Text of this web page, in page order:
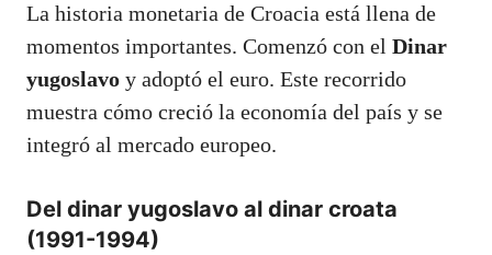
La historia monetaria de Croacia está llena de
momentos importantes. Comenzó con el Dinar
yugoslavo y adoptó el euro. Este recorrido
muestra cómo creció la economía del país y se
integró al mercado europeo.
Del dinar yugoslavo al dinar croata
(1991-1994)